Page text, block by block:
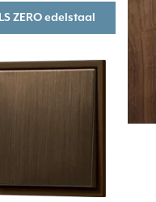
LS ZERO edelstaal